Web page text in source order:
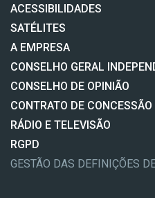
ACESSIBILIDADES
SATÉLITES
A EMPRESA
CONSELHO GERAL
CONSELHO DE OPINIÃO
CONTRATO DE
RÁDIO E TELEVISÃO
RGPD
GESTÃO DAS DEFINIÇÕES